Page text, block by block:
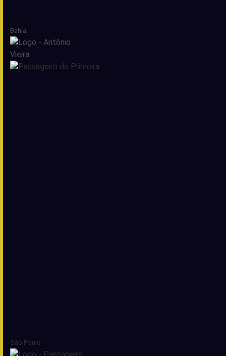
Bahia
São Paulo